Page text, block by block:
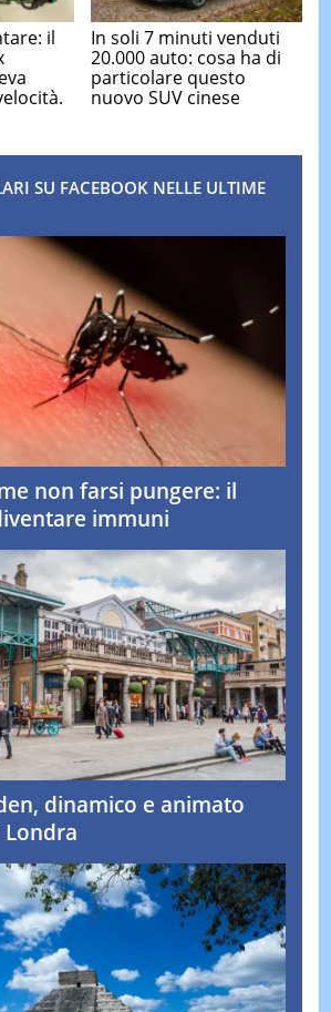
il
In soli 7 minuti venduti
20.000 auto: cosa ha di
particolare questo
nuovo SUV cinese
SU FACEBOOK NELLE ULTIME
non farsi pungere: il
immuni
dinamico e animato